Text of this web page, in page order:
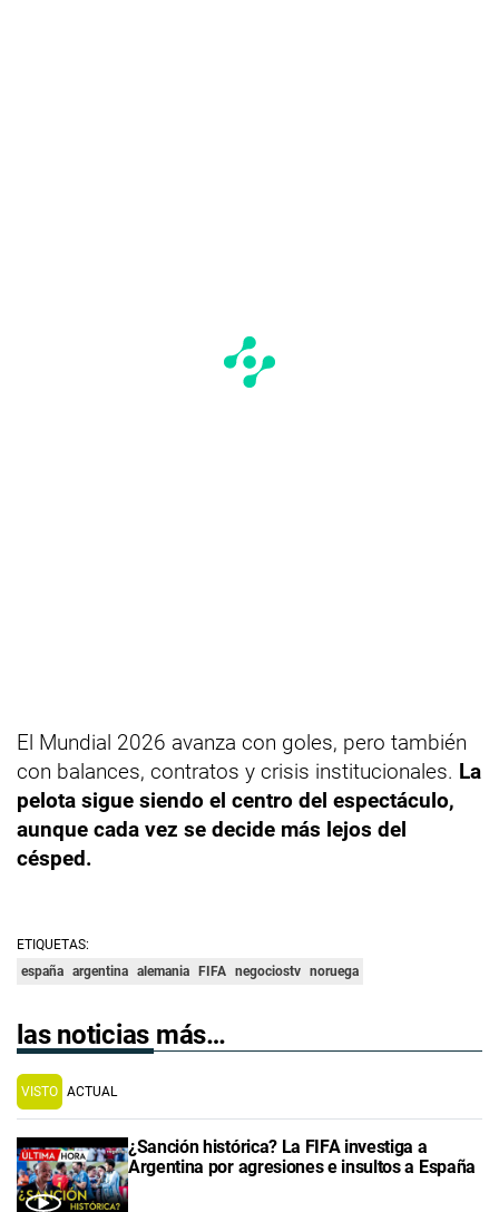
El Mundial 2026 avanza con goles, pero también
con balances, contratos y crisis institucionales. La
pelota sigue siendo el centro del espectáculo,
aunque cada vez se decide más lejos del
césped.
ETIQUETAS:
españa argentina alemania FIFA negociostv noruega
las noticias más…
VISTO ACTUAL
¿Sanción histórica? La FIFA investiga a
Argentina por agresiones e insultos a España